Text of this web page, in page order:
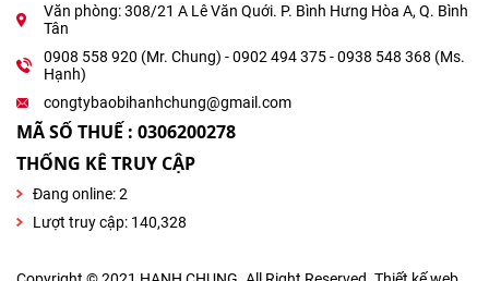
Văn phòng: 308/21 A Lê Văn Quới. P. Bình Hưng Hòa A, Q. Bình
Tân
0908 558 920 (Mr. Chung) - 0902 494 375 - 0938 548 368 (Ms.
Hạnh)
congtybaobihanhchung@gmail.com
MÃ SỐ THUẾ : 0306200278
THỐNG KÊ TRUY CẬP
Đang online:2
Lượt truy cập: 140,328